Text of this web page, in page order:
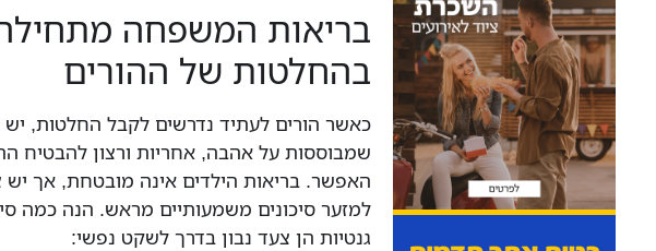
בריאות המשפחה
בהחלטות של ההורים
כאשר הורים לעתיד נדרשים לקבל החלטות, יש
שמבוססות על אהבה, אחריות ורצון להבטיח
האפשר. בריאות הילדים אינה מובטחת, אך יש
למזער סיכונים משמעותיים מראש. הנה כמה
גנטיות הן צעד נבון בדרך לשקט נפשי: